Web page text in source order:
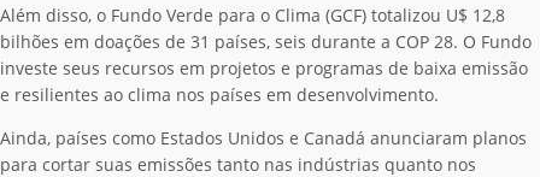
Além disso, o Fundo Verde para o Clima (GCF) totalizou U$ 12,8
bilhões em doações de 31 países, seis durante a COP 28. O Fundo
investe seus recursos em projetos e programas de baixa emissão
e resilientes ao clima nos países em desenvolvimento.
Ainda, países como Estados Unidos e Canadá anunciaram planos
para cortar suas emissões tanto nas indústrias quanto nos